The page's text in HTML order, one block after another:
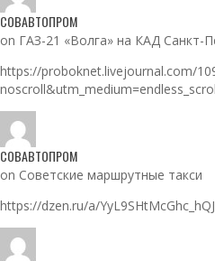
СОВАВТОПРОМ
on ГАЗ-21 «Волга» на КАД Санкт-
https://proboknet.livejournal.com/
СОВАВТОПРОМ
on Советские маршрутные такси
https://dzen.ru/a/YyL9SHtMcGhc_hQJ